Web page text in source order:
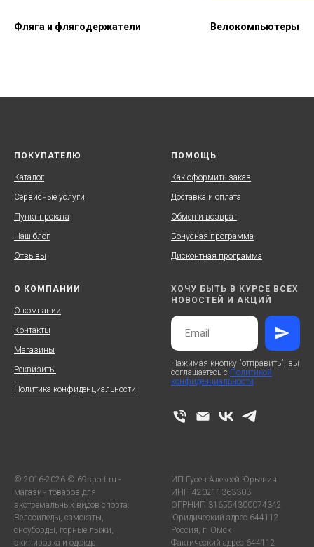
Фляга и флягодержатели Велокомпьютеры
ПОКУПАТЕЛЮ
Каталог
Сервисные услуги
Пункт проката
Наш блог
Отзывы
ПОМОЩЬ
Как оформить заказ
Доставка и оплата
Обмен и возврат
Бонусная программа
Дисконтная программа
О КОМПАНИИ
О компании
Контакты
Магазины
Реквизиты
Политика конфиденциальности
ХОЧУ БЫТЬ В КУРСЕ ВСЕХ
НОВОСТЕЙ И АКЦИЙ
Нажимая кнопку "отправить", вы
соглашаетесь с Политикой
конфиденциальности
© 2016-2026 © 69sport.ru -
магазин товаров для
экстремальных видов спорта.
Велосипеды, самокаты,
сноуборды, горные лыжи,
экипировка и одежда.
ИП Гусев Алексей Юрьевич
ИНН 420211363303
ОГРНИП 316554300074342
Юридический адрес 644112
Россия, г. Омск
Фактический адрес 644112